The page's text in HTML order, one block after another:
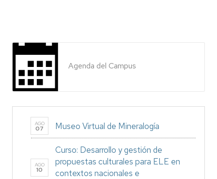
Agenda del Campus
AGO
07 Museo Virtual de Mineralogía
AGO
10
Curso: Desarrollo y gestión de
propuestas culturales para ELE en
contextos nacionales e